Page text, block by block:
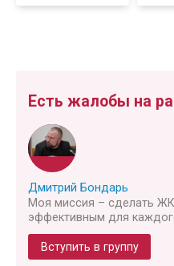
Есть жалобы на
Дмитрий Бондарь
Моя миссия – сделать
эффективным для
Вступить в группу